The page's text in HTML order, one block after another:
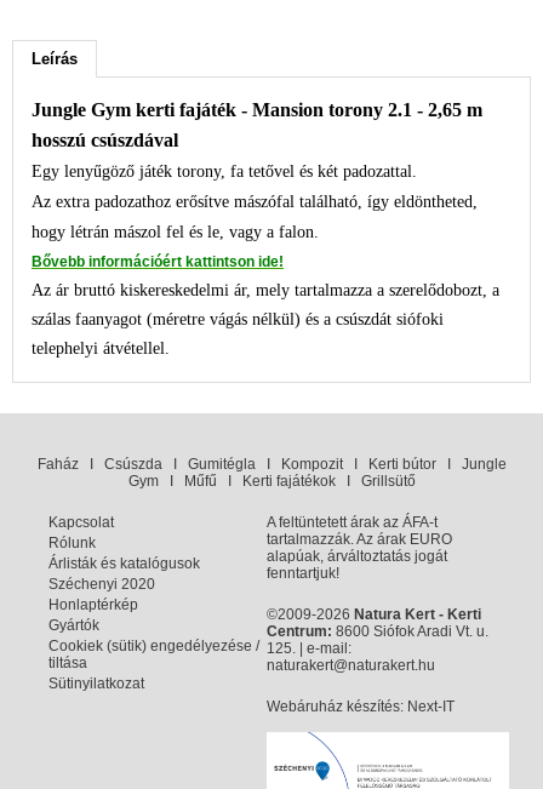
Leírás
Jungle Gym kerti fajáték - Mansion torony 2.1 - 2,65 m
hosszú csúszdával
Egy lenyűgöző játék torony, fa tetővel és két padozattal.
Az extra padozathoz erősítve mászófal található, így eldöntheted,
hogy létrán mászol fel és le, vagy a falon.
​Bővebb információért kattintson ide!
Az ár bruttó kiskereskedelmi ár, mely tartalmazza a szerelődobozt, a
szálas faanyagot (méretre vágás nélkül) és a csúszdát siófoki
telephelyi átvétellel.
FaházI CsúszdaI GumitéglaI KompozitI Kerti bútorI Jungle
GymI Műfű Kerti fajátékokI Grillsütő
Kapcsolat
Rólunk
Árlisták és katalógusok
Széchenyi 2020
Honlaptérkép
Gyártók
Cookiek (sütik) engedélyezése /
tiltása
Sütinyilatkozat
A feltüntetett árak az ÁFA-t
tartalmazzák. Az árak EURO
alapúak, árváltoztatás jogát
fenntartjuk!
©2009-2026 Natura Kert - Kerti
Centrum: 8600 Siófok Aradi Vt. u.
125. | e-mail:
naturakert@naturakert.hu
Webáruház készítés: Next-IT